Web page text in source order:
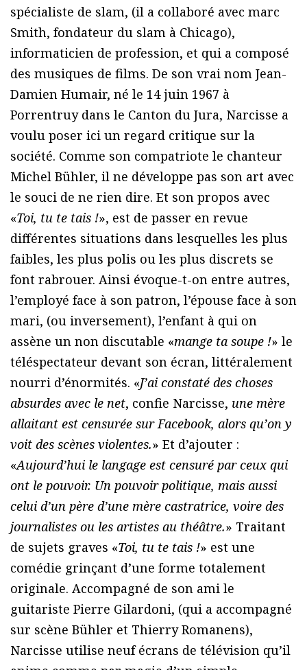
spécialiste de slam, (il a collaboré avec marc
Smith, fondateur du slam à Chicago),
informaticien de profession, et qui a composé
des musiques de films. De son vrai nom Jean-
Damien Humair, né le 14 juin 1967 à
Porrentruy dans le Canton du Jura, Narcisse a
voulu poser ici un regard critique sur la
société. Comme son compatriote le chanteur
Michel Bühler, il ne développe pas son art avec
le souci de ne rien dire. Et son propos avec
«Toi, tu te tais !», est de passer en revue
différentes situations dans lesquelles les plus
faibles, les plus polis ou les plus discrets se
font rabrouer. Ainsi évoque-t-on entre autres,
l’employé face à son patron, l’épouse face à son
mari, (ou inversement), l’enfant à qui on
assène un non discutable «mange ta soupe !» le
téléspectateur devant son écran, littéralement
nourri d’énormités. «J’ai constaté des choses
absurdes avec le net, confie Narcisse, une mère
allaitant est censurée surFacebook, alors qu’on y
voit des scènes violentes.» Et d’ajouter :
«Aujourd’hui le langage est censuré par ceux qui
ont le pouvoir. Un pouvoir politique, mais aussi
celui d’un père d’une mère castratrice, voire des
journalistes ou les artistes au théâtre.» Traitant
de sujets graves «Toi, tu te tais !» est une
comédie grinçant d’une forme totalement
originale. Accompagné de son ami le
guitariste Pierre Gilardoni, (qui a accompagné
sur scène Bühler et Thierry Romanens),
Narcisse utilise neuf écrans de télévision qu’il